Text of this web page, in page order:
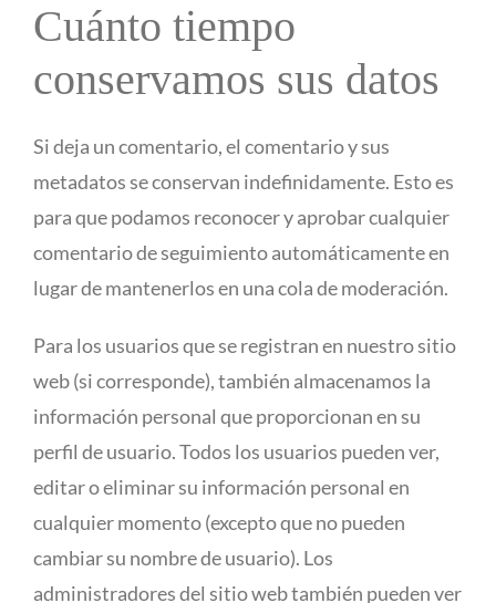
Cuánto tiempo
conservamos sus datos
Si deja un comentario, el comentario y sus
metadatos se conservan indefinidamente. Esto es
para que podamos reconocer y aprobar cualquier
comentario de seguimiento automáticamente en
lugar de mantenerlos en una cola de moderación.
Para los usuarios que se registran en nuestro sitio
web (si corresponde), también almacenamos la
información personal que proporcionan en su
perfil de usuario. Todos los usuarios pueden ver,
editar o eliminar su información personal en
cualquier momento (excepto que no pueden
cambiar su nombre de usuario). Los
administradores del sitio web también pueden ver